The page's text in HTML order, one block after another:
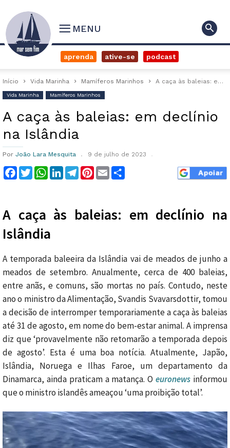
MENU
aprenda ative-se podcast
Início Vida Marinha Mamíferos Marinhos A caça às baleias: em declínio na Islândia
Vida Marinha Mamíferos Marinhos
A caça às baleias: em declínio
na Islândia
Por João Lara Mesquita 9 de julho de 2023
Facebook
TwitterWhatsApp
LinkedInTelegram
Pinterest
Email
A caça às baleias: em declínio na
Islândia
A temporada baleeira da Islândia vai de meados de junho a
meados de setembro. Anualmente, cerca de 400 baleias,
entre anãs, e comuns, são mortas no país. Contudo, neste
ano o ministro da Alimentação, Svandis Svavarsdottir, tomou
a decisão de interromper temporariamente a caça às baleias
até 31 de agosto, em nome do bem-estar animal. A imprensa
diz que ‘provavelmente não retomarão a temporada depois
de agosto’. Esta é uma boa notícia. Atualmente, Japão,
Islândia, Noruega e Ilhas Faroe, um departamento da
Dinamarca, ainda praticam a matança. Oeuronews informou
que o ministro islandês ameaçou ‘uma proibição total’.